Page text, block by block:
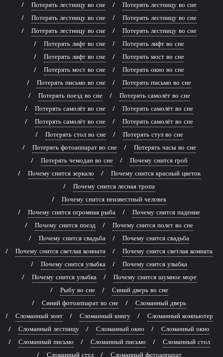
Потерять лестницу во сне
Потерять лестницу во сне
Потерять лестницу во сне
Потерять лестницу во сне
Потерять лестницу во сне
Потерять лестницу во сне
Потерять лифт во сне
Потерять лифт во сне
Потерять лифт во сне
Потерять мост во сне
Потерять мост во сне
Потерять окно во сне
Потерять письмо во сне
Потерять письмо во сне
Потерять поезд во сне
Потерять самолёт во сне
Потерять самолёт во сне
Потерять самолёт во сне
Потерять самолёт во сне
Потерять самолёт во сне
Потерять стол во сне
Потерять стул во сне
Потерять фотоаппарат во сне
Потерять часы во сне
Потерять чемодан во сне
Почему снится гроб
Почему снится зеркало
Почему снится красный цветок
Почему снится лесная тропа
Почему снится неизвестный человек
Почему снится огромная рыба
Почему снится падение
Почему снится поезд
Почему снится полет во сне
Почему снится свадьба
Почему снится свадьба
Почему снится светлая комната
Почему снится светлая комната
Почему снится улыбка
Почему снится улыбка
Почему снится улыбка
Почему снится шумное море
Рыбу во сне
Синий дверь во сне
Синий фотоаппарат во сне
Сломанный дверь
Сломанный зонт
Сломанный книгу
Сломанный компьютер
Сломанный лестницу
Сломанный окно
Сломанный окно
Сломанный письмо
Сломанный письмо
Сломанный стол
Сломанный стул
Сломанный фотоаппарат